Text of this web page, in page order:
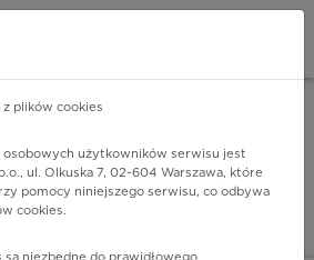
- lider
SIĘ
plików cookies
użytkowników serwisu jest
ul. Olkuska 7, 02-604 Warszawa, które
pomocy niniejszego serwisu, co odbywa
cookies.
niezbędne do prawidłowego
- w Google Play INSTALUJ